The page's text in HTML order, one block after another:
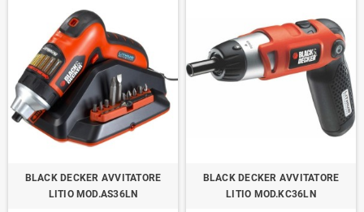
BLACK DECKER AVVITATORE
LITIO MOD.AS36LN
BLACK DECKER AVVITATORE
LITIO MOD.KC36LN